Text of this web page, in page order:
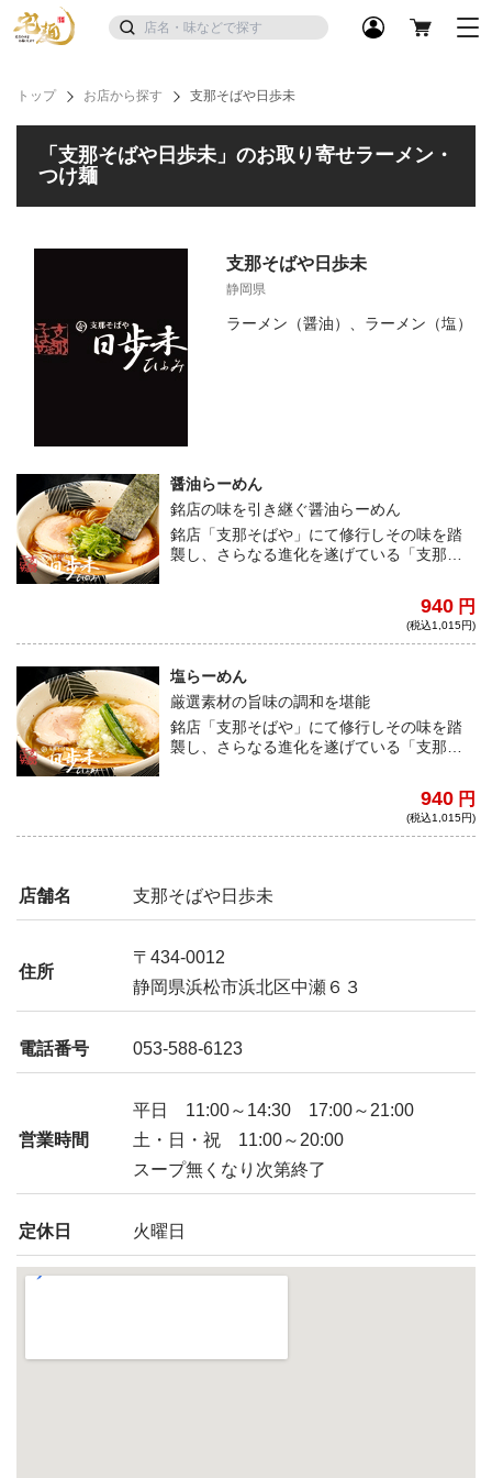
トップ お店から探す 支那そばや日歩未
「支那そばや日歩未」のお取り寄せラーメン・
つけ麺
支那そばや日歩未
静岡県
ラーメン（醤油）、ラーメン（塩）
醤油らーめん
銘店の味を引き継ぐ醤油らーめん
銘店「支那そばや」にて修行しその味を踏
襲し、さらなる進化を遂げている「支那そ
和したスープに、滑らかな食感が楽しめる
940 円
(税込1,015円)
塩らーめん
厳選素材の旨味の調和を堪能
銘店「支那そばや」にて修行しその味を踏
襲し、さらなる進化を遂げている「支那そ
染み渡る黄金スープと、滑らかな食感が楽
940 円
(税込1,015円)
店舗名 支那そばや日歩未
住所
〒434-0012
静岡県浜松市浜北区中瀬６３
電話番号 053-588-6123
営業時間
平日 11:00～14:30 17:00～21:00
土・日・祝 11:00～20:00
スープ無くなり次第終了
定休日 火曜日